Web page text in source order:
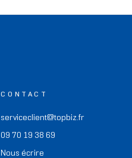
CONTACT
serviceclient@topbiz.fr
09 70 19 38 69
Nous écrire